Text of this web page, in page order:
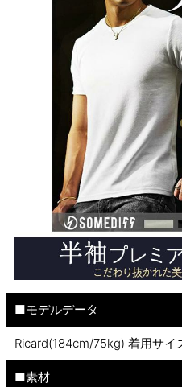
■モデルデータ
Ricard(184cm/75kg) 着用サイ
■素材